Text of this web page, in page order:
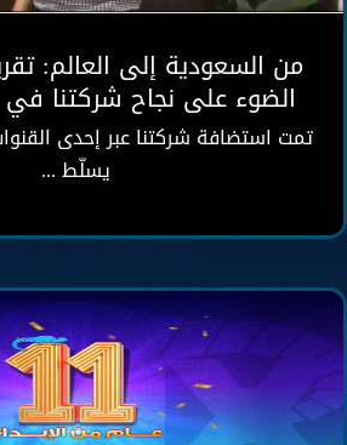
من السعودية إلى العالم:
الضوء على نجاح شركتنا في
تمت استضافة شركتنا عبر إحدى
يسلّط ...
والابتكار في عالم